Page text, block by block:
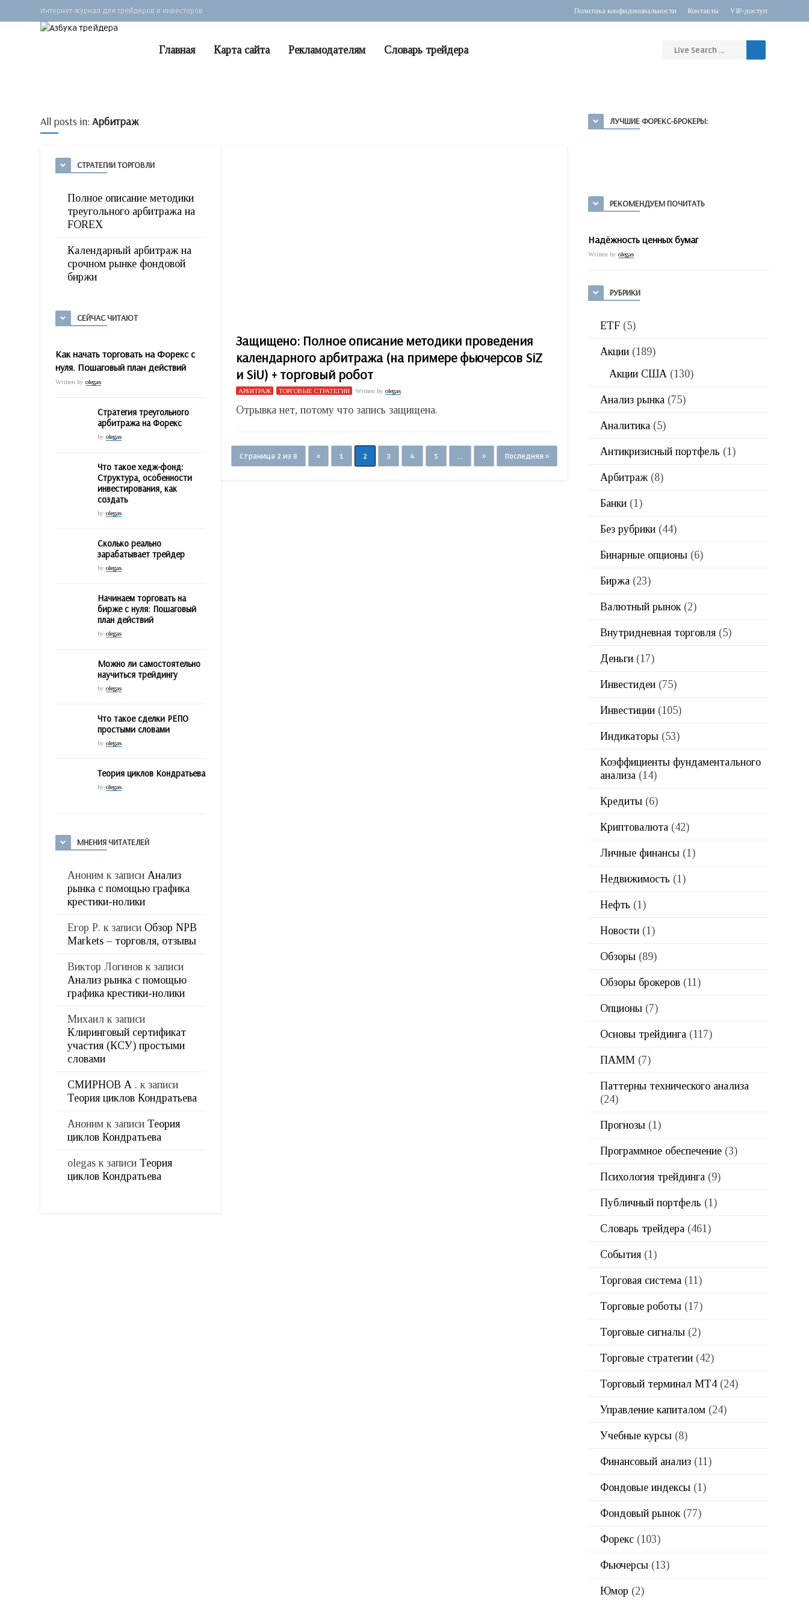
Интернет-журнал для трейдеров и инвесторов Политика конфиденциальности Контакты VIP-доступ
Главная Карта сайта Рекламодателям Словарь трейдера
All posts in: Арбитраж
СТРАТЕГИИ ТОРГОВЛИ
Полное описание методики
треугольного арбитража на
FOREX
Календарный арбитраж на
срочном рынке фондовой
биржи
СЕЙЧАС ЧИТАЮТ
Как начать торговать на Форекс с
нуля. Пошаговый план действий
Written by olegas
Стратегия треугольного
арбитража на Форекс
by olegas
Что такое хедж-фонд:
Структура, особенности
инвестирования, как
создать
by olegas
Сколько реально
зарабатывает трейдер
by olegas
Начинаем торговать на
бирже с нуля: Пошаговый
план действий
by olegas
Можно ли самостоятельно
научиться трейдингу
by olegas
Что такое сделки РЕПО
простыми словами
by olegas
Теория циклов Кондратьева
by olegas
МНЕНИЯ ЧИТАТЕЛЕЙ
Аноним к записи Анализ
рынка с помощью графика
крестики-нолики
Егор Р. к записи Обзор NPB
Markets – торговля, отзывы
Виктор Логинов к записи
Анализ рынка с помощью
графика крестики-нолики
Михаил к записи
Клиринговый сертификат
участия (КСУ) простыми
словами
СМИРНОВ А . к записи
Теория циклов Кондратьева
Аноним к записи Теория
циклов Кондратьева
olegas к записи Теория
циклов Кондратьева
Защищено: Полное описание методики проведения
календарного арбитража (на примере фьючерсов SiZ
и SiU) + торговый робот
АРБИТРАЖ ТОРГОВЫЕ СТРАТЕГИИ Written by olegas
Отрывка нет, потому что запись защищена.
Страница 2 из 8 « 1 2 3 4 5 ... » Последняя »
ЛУЧШИЕ ФОРЕКС-БРОКЕРЫ:
РЕКОМЕНДУЕМ ПОЧИТАТЬ
Надёжность ценных бумаг
Written by olegas
РУБРИКИ
ETF (5)
Акции (189)
Акции США (130)
Анализ рынка (75)
Аналитика (5)
Антикризисный портфель (1)
Арбитраж (8)
Банки (1)
Без рубрики (44)
Бинарные опционы (6)
Биржа (23)
Валютный рынок(2)
Внутридневная торговля (5)
Деньги (17)
Инвестидеи (75)
Инвестиции (105)
Индикаторы (53)
Коэффициенты фундаментального
анализа (14)
Кредиты (6)
Криптовалюта (42)
Личные финансы (1)
Недвижимость (1)
Нефть (1)
Новости (1)
Обзоры (89)
Обзоры брокеров (11)
Опционы (7)
Основы трейдинга (117)
ПАММ (7)
Паттерны технического анализа
(24)
Прогнозы (1)
Программное обеспечение (3)
Психология трейдинга (9)
Публичный портфель (1)
Словарь трейдера (461)
События (1)
Торговая система (11)
Торговые роботы (17)
Торговые сигналы (2)
Торговые стратегии (42)
Торговый терминал МТ4 (24)
Управление капиталом (24)
Учебные курсы (8)
Финансовый анализ (11)
Фондовые индексы (1)
Фондовый рынок(77)
Форекс (103)
Фьючерсы (13)
Юмор (2)